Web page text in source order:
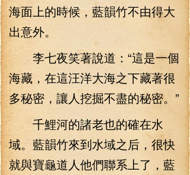
海面上的時候，藍韻竹不由得大
出意外。
李七夜笑著說道：“這是一個
海藏，在這汪洋大海之下藏著很
多秘密，讓人挖掘不盡的秘密。”
千鯉河的諸老也的確在水
域。藍韻竹來到水域之后，很快
就與寶龜道人他們聯系上了，藍